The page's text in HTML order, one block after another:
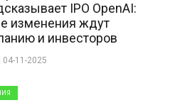
IPO OpenAI:
изменения ждут
и инвесторов
04-11-2025